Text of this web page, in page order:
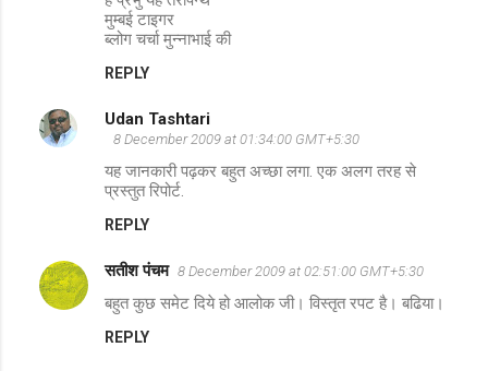
मुम्बई टाइगर
ब्लोग चर्चा मुन्नाभाई की
REPLY
Udan Tashtari
8 December 2009 at 01:34:00 GMT+5:30
यह जानकारी पढ़कर बहुत अच्छा लगा. एक अलग तरह से
प्रस्तुत रिपोर्ट.
REPLY
सतीश पंचम 8 December 2009 at 02:51:00 GMT+5:30
बहुत कुछ समेट दिये हो आलोक जी। विस्तृत रपट है। बढिया।
REPLY